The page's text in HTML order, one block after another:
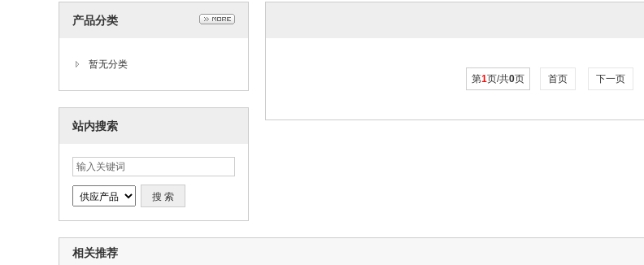
产品分类
暂无分类
站内搜索
第1页/共0页 首页 下一页
相关推荐